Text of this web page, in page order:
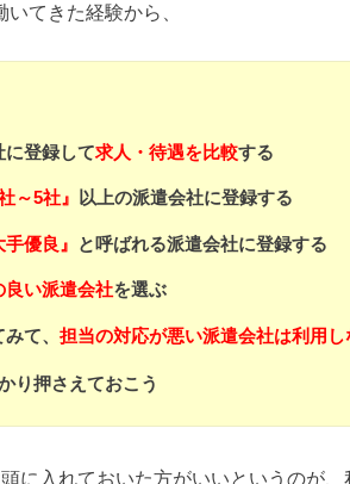
てきた経験から、
に登録して求人・待遇を比較する
～5社』 以上の派遣会社に登録する
優良』 と呼ばれる派遣会社に登録する
良い派遣会社を選ぶ
て、 担当の対応が悪い派遣会社は利用し
り押さえておこう
に入れておいた方がいいというのが、